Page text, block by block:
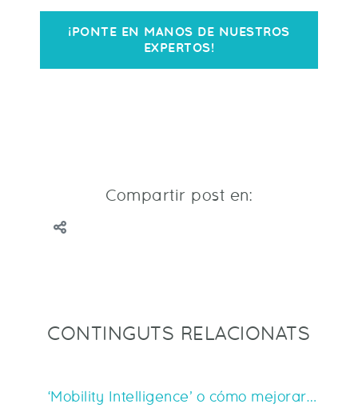
¡PONTE EN MANOS DE NUESTROS
EXPERTOS!
CONTINGUTS RELACIONATS
‘Mobility Intelligence’ o cómo mejorar la